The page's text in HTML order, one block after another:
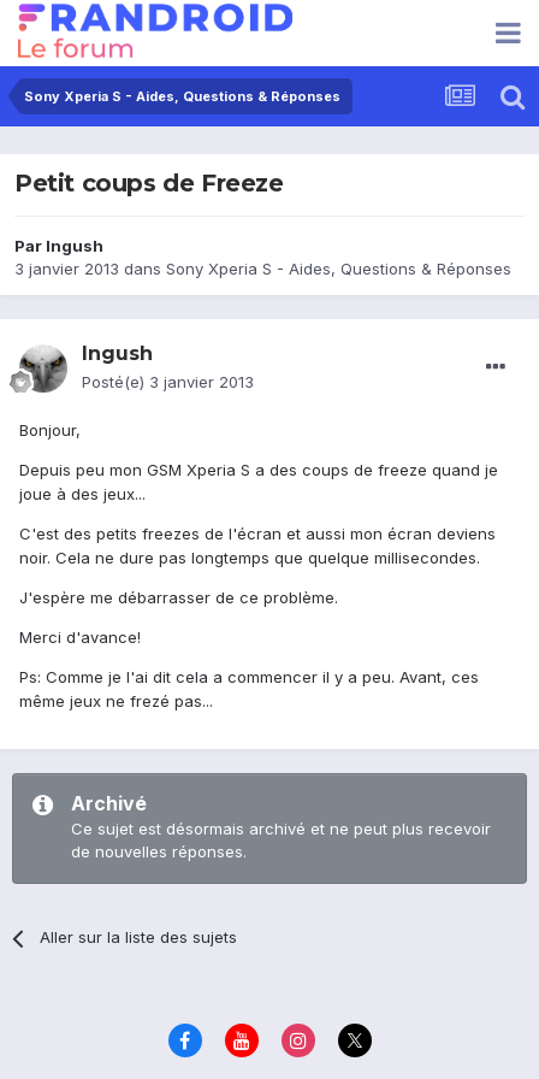
Sony Xperia S - Aides, Questions & Réponses
Petit coups de Freeze
Par Ingush
3 janvier 2013 dans Sony Xperia S - Aides, Questions & Réponses
Ingush
Posté(e) 3 janvier 2013
Bonjour,
Depuis peu mon GSM Xperia S a des coups de freeze quand je
joue à des jeux...
C'est des petits freezes de l'écran et aussi mon écran deviens
noir. Cela ne dure pas longtemps que quelque millisecondes.
J'espère me débarrasser de ce problème.
Merci d'avance!
Ps: Comme je l'ai dit cela a commencer il y a peu. Avant, ces
même jeux ne frezé pas...
Archivé
Ce sujet est désormais archivé et ne peut plus recevoir
de nouvelles réponses.
Aller sur la liste des sujets